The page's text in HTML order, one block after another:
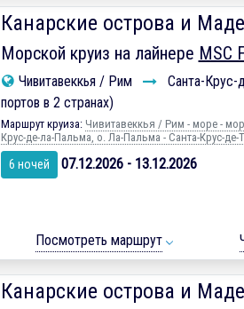
Канарские острова и
Морской круиз на лайнере MSC
Чивитавеккья / Рим
Санта-Крус-
портов в 2 странах)
Маршрут круиза: Чивитавеккья / Рим - море -
Крус-де-ла-Пальма, о. Ла-Пальма - Санта-Крус-
6 ночей 07.12.2026 - 13.12.2026
Посмотреть маршрут
Канарские острова и